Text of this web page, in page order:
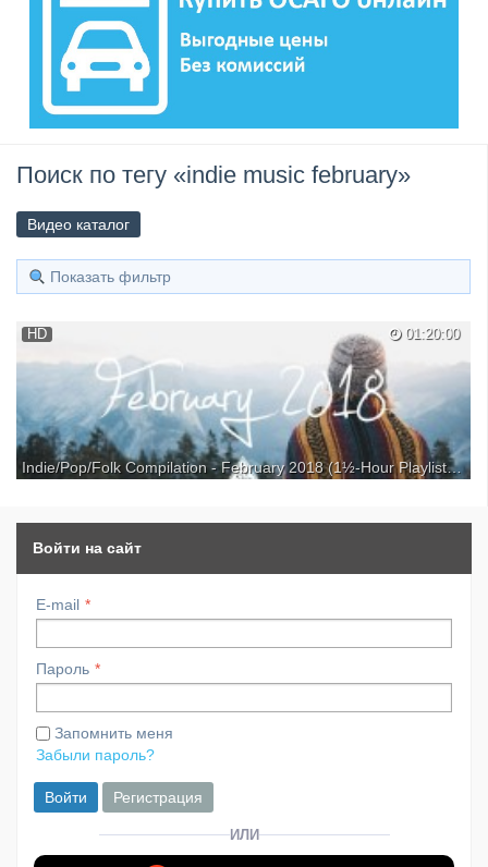
Поиск по тегу «indie music february»
Видео каталог
Показать фильтр
01:20:00
HD
Indie/Pop/Folk Compilation - February 2018 (1½-Hour Playlist) для kirenga-smi.ru
Please contact if you’d like your music to be fe...
Войти на сайт
E-mail
Пароль
Запомнить меня
Забыли пароль?
Войти Регистрация
ИЛИ